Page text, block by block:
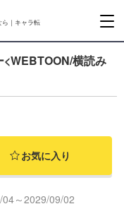
ら｜キャラ転
横読み
お気に入り
～2029/09/02